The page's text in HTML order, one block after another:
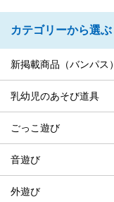
カテゴリーから選ぶ
新掲載商品（バンパス）
乳幼児のあそび道具
ごっこ遊び
音遊び
外遊び